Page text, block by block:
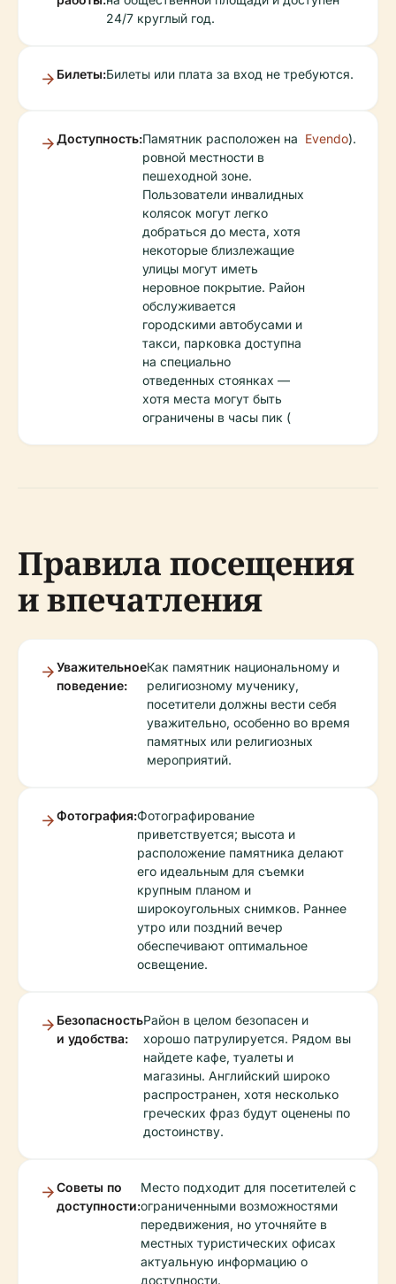
24/7 круглый год.
Билеты:Билеты или плата за вход не требуются.
Доступность:Памятник расположен на
ровной местности в
пешеходной зоне.
Пользователи инвалидных
колясок могут легко
добраться до места, хотя
некоторые близлежащие
улицы могут иметь
неровное покрытие. Район
обслуживается
городскими автобусами и
такси, парковка доступна
на специально
отведенных стоянках —
хотя места могут быть
ограничены в часы пик (
Evendo).
Правила посещения
и впечатления
Уважительное
поведение:
Как памятник национальному и
религиозному мученику,
посетители должны вести себя
уважительно, особенно во время
памятных или религиозных
мероприятий.
Фотография:Фотографирование
приветствуется; высота и
расположение памятника делают
его идеальным для съемки
крупным планом и
широкоугольных снимков. Раннее
утро или поздний вечер
обеспечивают оптимальное
освещение.
Безопасность
и удобства:
Район в целом безопасен и
хорошо патрулируется. Рядом вы
найдете кафе, туалеты и
магазины. Английский широко
распространен, хотя несколько
греческих фраз будут оценены по
достоинству.
Советы по
доступности:
Место подходит для посетителей с
ограниченными возможностями
передвижения, но уточняйте в
местных туристических офисах
актуальную информацию о
доступности.